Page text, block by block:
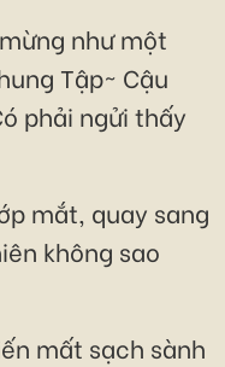
như một
Tập~ Cậu
phải ngửi thấy
mắt, quay sang
không sao
mất sạch sành